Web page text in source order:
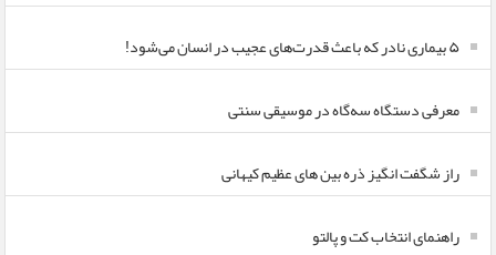
۵ بیماری نادر که باعث قدرت‌های عجیب در انسان می‌شود!
معرفی دستگاه سه‌گاه در موسیقی سنتی
راز شگفت انگیز ذره بین های عظیم کیهانی
راهنمای انتخاب کت و پالتو